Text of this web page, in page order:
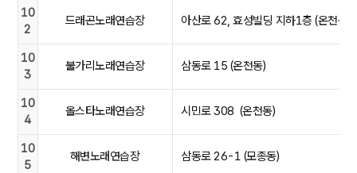
10
2
드래곤노래연습장 아산로 62, 효성빌딩 지하1층 (온천동)
10
3
불가리노래연습장 삼동로 15 (온천동)
10
4
올스타노래연습장 시민로 308 (온천동)
10
5
해변노래연습장 삼동로 26-1 (모종동)